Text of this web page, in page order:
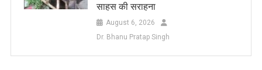
साहस की सराहना
August 6, 2026
Dr. Bhanu Pratap Singh